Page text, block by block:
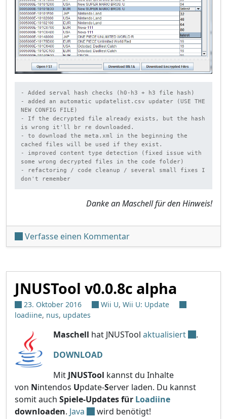
- Added serval hash checks (h0-h3 + h3 file hash)
- added an automatic updatelist.csv updater (USE THE
NEW CONFIG FILE)
- If the decrypted file already exists, but the hash
is wrong it'll br re downloaded.
- to download the meta.xml in the beginning the
cached files will be used if they exist.
- improved content type detection (fixed issue with
some wrong decrypted files in the code folder)
- refactoring / code cleanup / several small fixes I
don't remember
Danke an Maschell für den Hinweis!
Verfasse einen Kommentarunter 'JNUSTool v0.2'
JNUSTool v0.0.8c alpha
23. Oktober 2016 Wii U, Wii U: Update
loadiine, nus, updates
Maschell hat JNUSTool aktualisiert
.
DOWNLOAD
Mit JNUSTool kannst du Inhalte
von Nintendos Update-Server laden. Du kannst
somit auch Spiele-Updates für Loadiine
downloaden. Java
wird benötigt!